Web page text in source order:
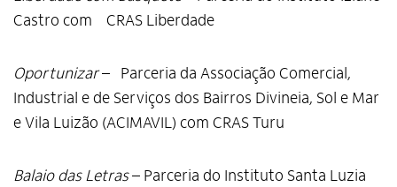
Castro com CRAS Liberdade
Oportunizar– Parceria da Associação Comercial,
Industrial e de Serviços dos Bairros Divineia, Sol e Mar
e Vila Luizão (ACIMAVIL) com CRAS Turu
Balaio das Letras– Parceria do Instituto Santa Luzia